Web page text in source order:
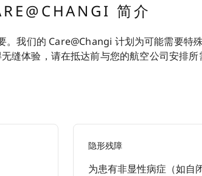
简介
。我们的 Care@Changi 计划为可能需要特
缝体验，请在抵达前与您的航空公司安排
隐形残障
为患有非显性病症（如自